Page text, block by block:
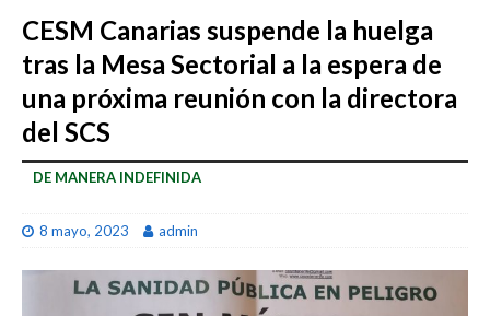
CESM Canarias suspende la huelga
tras la Mesa Sectorial a la espera de
una próxima reunión con la directora
del SCS
DE MANERA INDEFINIDA
8 mayo, 2023 admin